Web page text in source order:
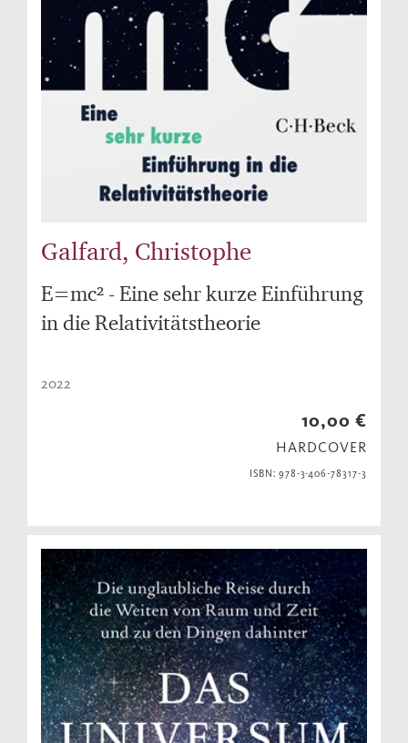
Galfard, Christophe
E=mc² - Eine sehr kurze Einführung
in die Relativitätstheorie
2022
10,00 €
HARDCOVER
ISBN: 978-3-406-78317-3